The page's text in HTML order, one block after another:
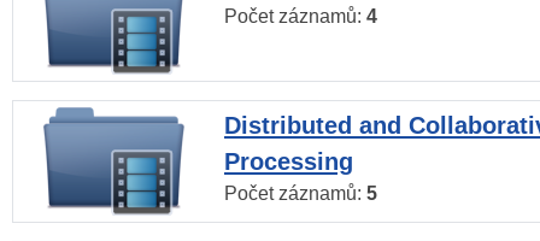
Počet záznamů: 4
Distributed and
Processing
Počet záznamů: 5